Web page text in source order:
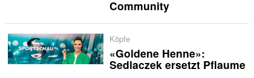
Community
Köpfe
«Goldene Henne»:
Sedlaczek ersetzt Pflaume